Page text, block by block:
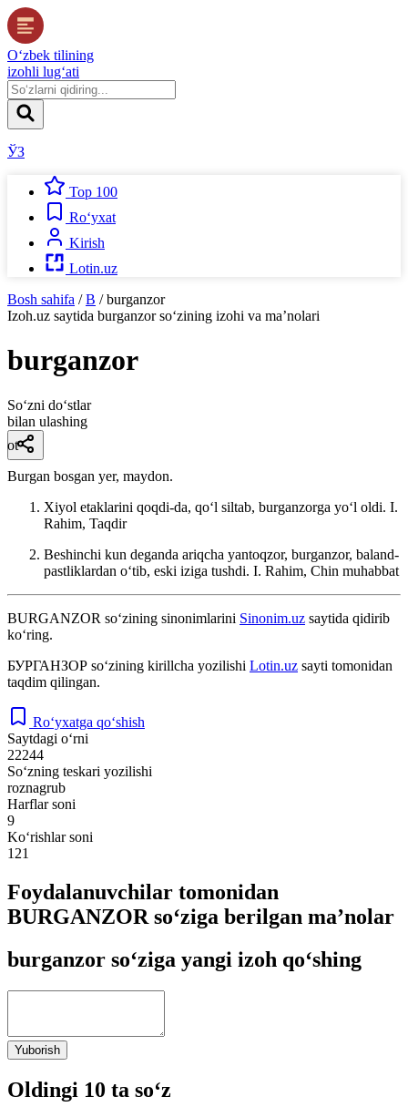
O‘zbek tilining
izohli lug‘ati
ЎЗ
Top 100
Ro‘yxat
Kirish
Lotin.uz
Bosh sahifa / B / burganzor
Izoh.uz saytida burganzorso‘zining izohi va ma’nolari
burganzor
So‘zni do‘stlar
bilan ulashing
ot
Burgan bosgan yer, maydon.
Xiyol etaklarini qoqdi-da, qoʻl siltab, burganzorga yoʻl oldi. I.
Rahim, Taqdir
Beshinchi kun deganda ariqcha yantoqzor, burganzor, baland-
pastliklardan oʻtib, eski iziga tushdi. I. Rahim, Chin muhabbat
BURGANZOR so‘zining sinonimlarini Sinonim.uz saytida qidirib
ko‘ring.
БУРГАНЗОР so‘zining kirillcha yozilishi Lotin.uz sayti tomonidan
taqdim qilingan.
Ro‘yxatga qo‘shish
Saytdagi o‘rni
22244
So‘zning teskari yozilishi
roznagrub
Harflar soni
9
Ko‘rishlar soni
121
Foydalanuvchilar tomonidan
BURGANZOR so‘ziga berilgan ma’nolar
burganzor so‘ziga yangi izoh qo‘shing
Yuborish
Oldingi 10 ta so‘z